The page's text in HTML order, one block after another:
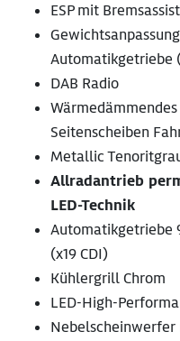
ESP mit
Automatikgetriebe
DAB Radio
Seitenscheiben
Metallic
Allradantrieb
LED-Technik
Automatikgetriebe
(x19 CDI)
Kühlergrill Chrom
LED-High-